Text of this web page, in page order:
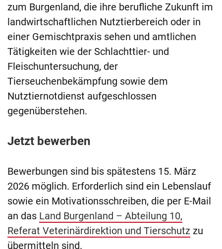
zum Burgenland, die ihre berufliche Zukunft im
landwirtschaftlichen Nutztierbereich oder in
einer Gemischtpraxis sehen und amtlichen
Tätigkeiten wie der Schlachttier- und
Fleischuntersuchung, der
Tierseuchenbekämpfung sowie dem
Nutztiernotdienst aufgeschlossen
gegenüberstehen.
Jetzt bewerben
Bewerbungen sind bis spätestens 15. März
2026 möglich. Erforderlich sind ein Lebenslauf
sowie ein Motivationsschreiben, die per E-Mail
an das Land Burgenland – Abteilung 10,
Referat Veterinärdirektion und Tierschutz zu
übermitteln sind.